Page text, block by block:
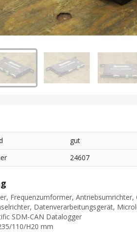
gut
24607
Frequenzumformer, Antriebsumrichter,
Datenverarbeitungsgerät,
SDM-CAN Datalogger
110/H20 mm